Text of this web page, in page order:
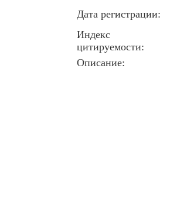
Дата регистрации:
Индекс
цитируемости:
Описание: